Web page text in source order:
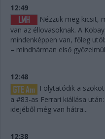
12:49
Nézzük meg kicsit,
van az éllovasoknak. A
mindenképpen van, főleg
– mindhárman első
12:48
Folytatódik a
a #83-as Ferrari kiállása
idejéből még van hátra...
12:38